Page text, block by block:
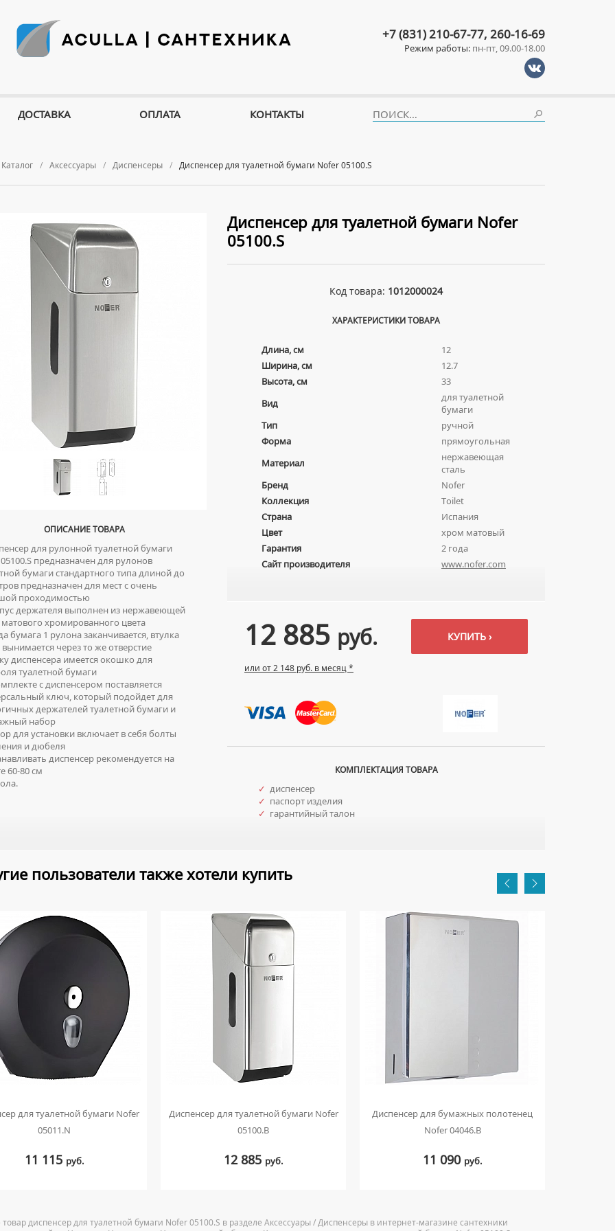
Каталог Аксессуары Диспенсеры Диспенсер для туалетной бумаги Nofer 05100.S
ОПИСАНИЕ ТОВАРА
для рулонной туалетной бумаги
предназначен для рулонов
бумаги стандартного типа длиной до
предназначен для мест с очень
проходимостью
держателя выполнен из нержавеющей
матового хромированного цвета
бумага 1 рулона заканчивается, втулка
вынимается через то же отверстие
диспенсера имеется окошко для
туалетной бумаги
с диспенсером поставляется
ключ, который подойдет для
держателей туалетной бумаги и
набор
для установки включает в себя болты
и дюбеля
диспенсер рекомендуется на
60-80 см
Диспенсер для туалетной бумаги Nofer
05100.S
Код товара: 1012000024
ХАРАКТЕРИСТИКИ ТОВАРА
Длина, см
12
Ширина, см
12.7
Высота, см
33
Вид
для туалетной
бумаги
Тип
ручной
Форма
прямоугольная
Материал
нержавеющая
сталь
Бренд
Nofer
Коллекция
Toilet
Страна
Испания
Цвет
хром матовый
Гарантия
2 года
Сайт производителя
www.nofer.com
12 885 руб.
или от 2 148 руб. в месяц *
КУПИТЬ ›
КОМПЛЕКТАЦИЯ ТОВАРА
✓ диспенсер
✓ паспорт изделия
✓ гарантийный талон
пользователи также хотели купить
для туалетной бумаги Nofer
05011.N
11 115 руб.
Диспенсер для туалетной бумаги Nofer
05100.B
12 885 руб.
Диспенсер для бумажных полотенец
Nofer 04046.B
11 090 руб.
диспенсер для туалетной бумаги Nofer 05100.S в разделе Аксессуары / Диспенсеры в интернет-магазине сантехники
+7 (831) 210-67-77, 260-16-69
Режим работы: пн-пт, 09.00-18.00
ДОСТАВКА ОПЛАТА КОНТАКТЫ